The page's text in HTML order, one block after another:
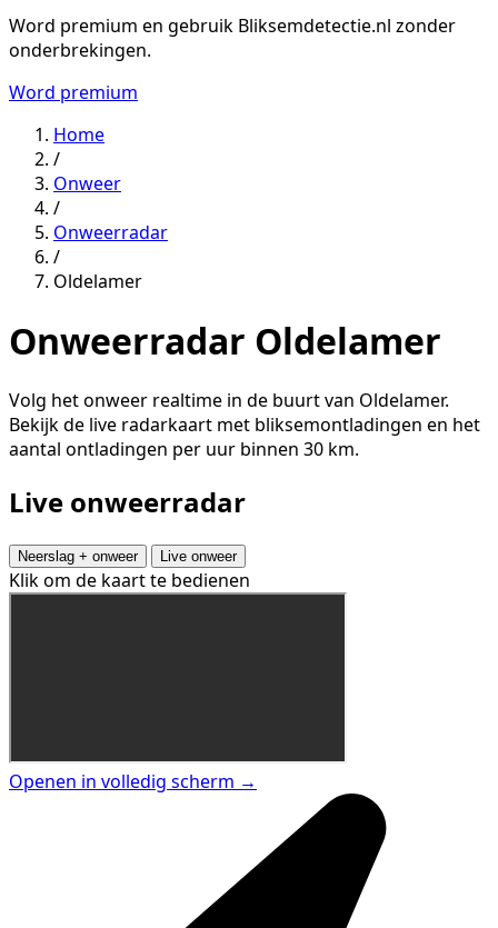
Word premium en gebruik Bliksemdetectie.nl zonder
onderbrekingen.
Word premium
Home
/
Onweer
/
Onweerradar
/
Oldelamer
Onweerradar Oldelamer
Volg het onweer realtime in de buurt van Oldelamer.
Bekijk de live radarkaart met bliksemontladingen en het
aantal ontladingen per uur binnen 30 km.
Live onweerradar
Neerslag + onweer Live onweer
Klik om de kaart te bedienen
Openen in volledig scherm →